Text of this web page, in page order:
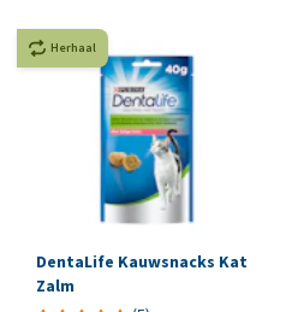
Herhaal
DentaLife Kauwsnacks Kat
Zalm